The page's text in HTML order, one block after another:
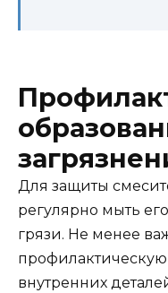
Для защиты
регулярно мыть
грязи. Не менее
профилактическую
внутренних